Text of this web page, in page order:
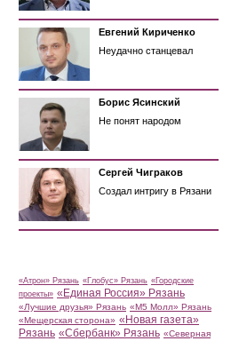
Евгений Кириченко
Неудачно станцевал
Борис Ясинский
Не понят народом
Сергей Чиграков
Создал интригу в Рязани
«Атрон» Рязань «Глобус» Рязань «Городские
проекты» «Единая Россия» Рязань
«Лучшие друзья» Рязань «М5 Молл» Рязань
«Мещерская сторона» «Новая газета»
Рязань «Сбербанк» Рязань «Северная